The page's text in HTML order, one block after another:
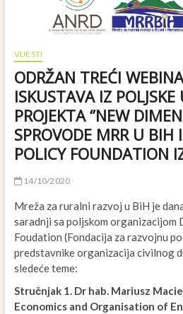
VIJESTI
ODRŽAN TREĆI
ISKUSTAVA IZ POLJSKE
PROJEKTA ‘’NEW
SPROVODE MRR U BIH
POLICY FOUNDATION
14/10/2020
Mreža za ruralni razvoj u BiH je
saradnji sa poljskom organizacijom
Foudation (Fondacija za razvojnu
predstavnike organizacija civilnog
sledeće teme:
Stručnjak 1. Dr hab. Mariusz
Economics and Organisation of